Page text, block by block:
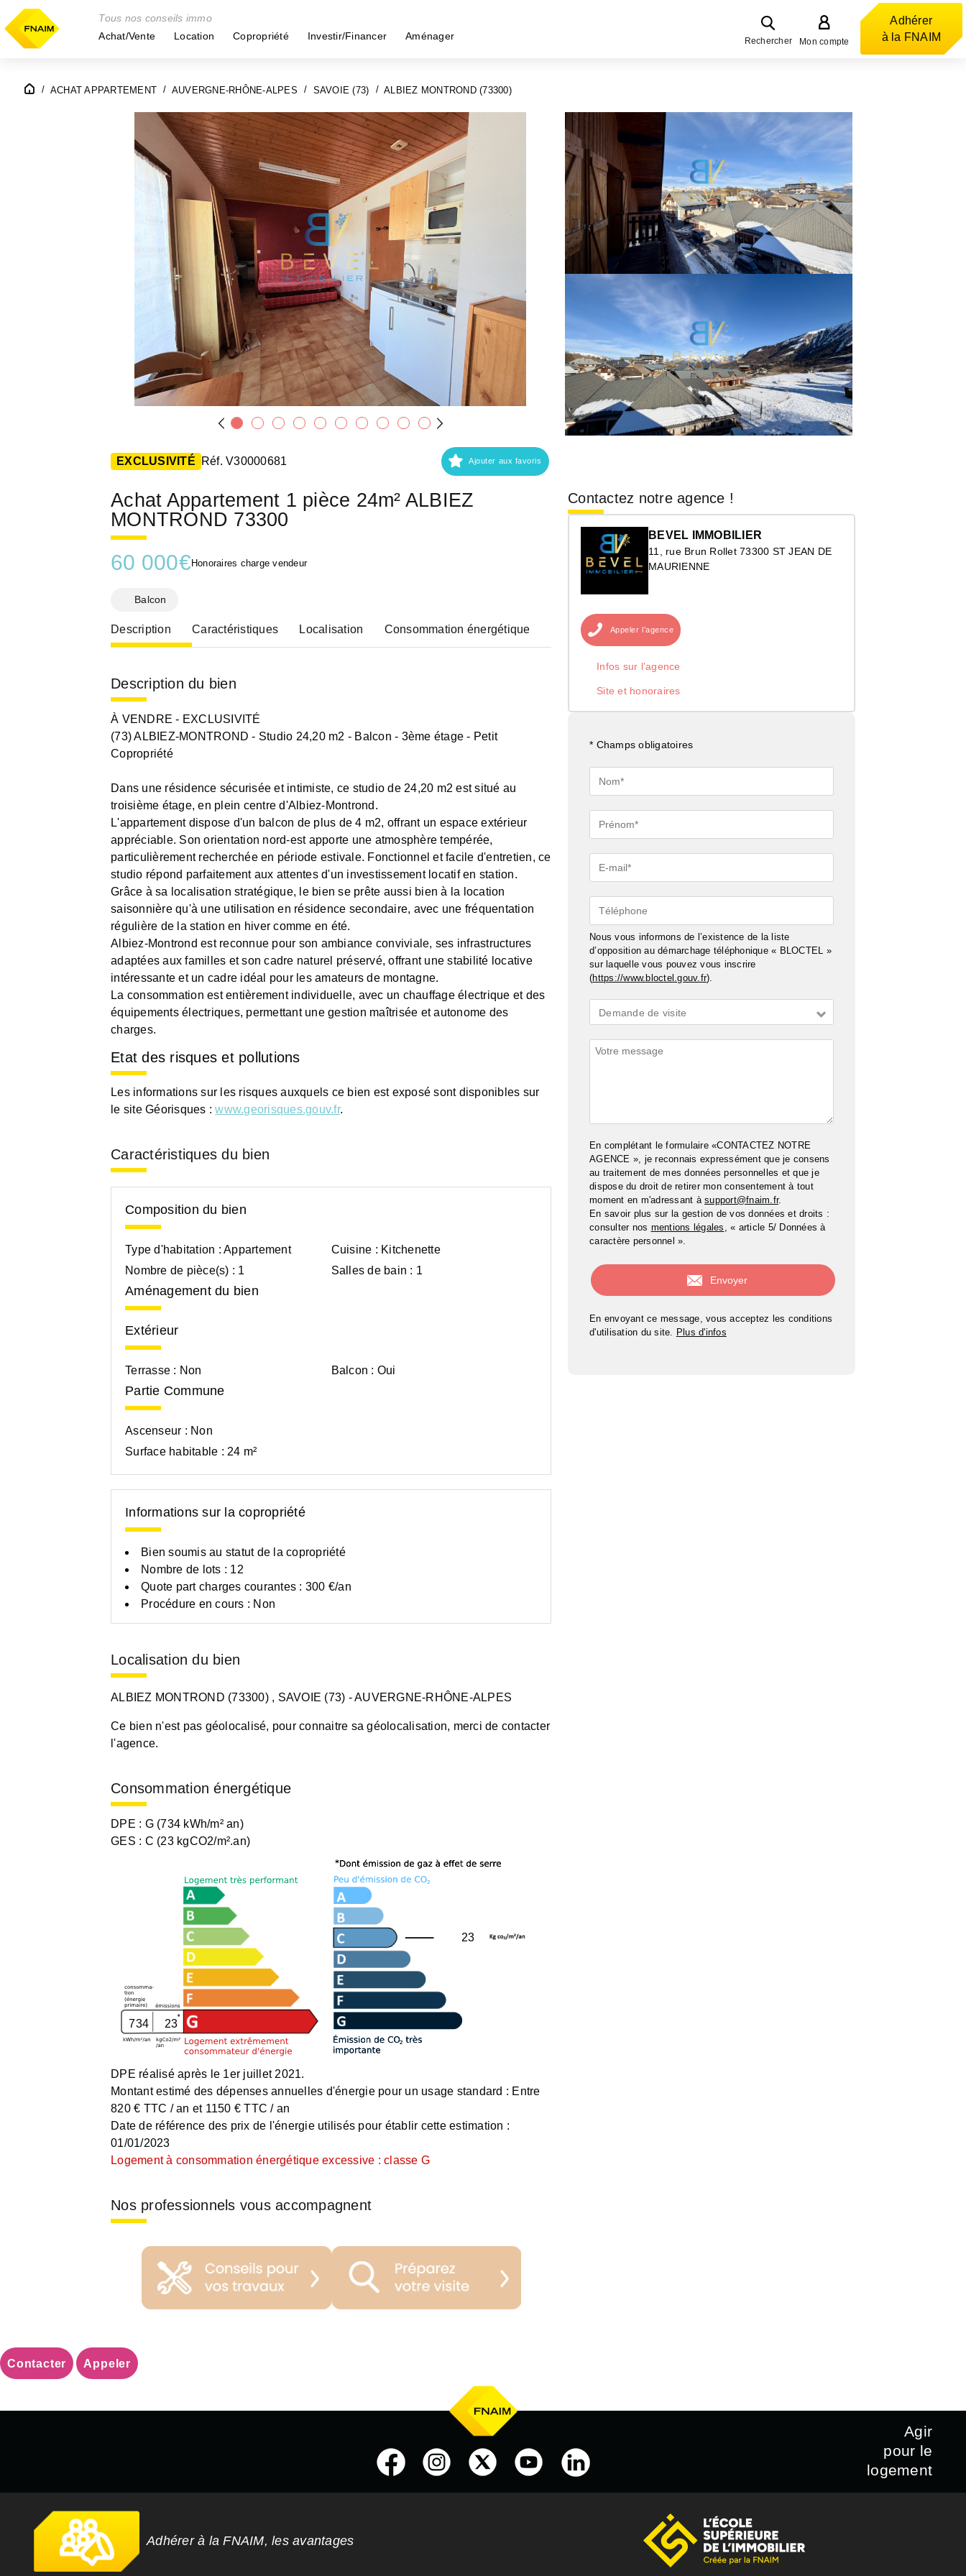
Tous nos conseils immo
Achat/Vente
Location Copropriété Investir/Financer Aménager Rechercher Mon compte
Adhérer
à la FNAIM
ACHAT APPARTEMENT AUVERGNE-RHÔNE-ALPES SAVOIE (73) ALBIEZ MONTROND (73300)
EXCLUSIVITÉ Réf. V30000681 Ajouter aux favoris
Achat Appartement 1 pièce 24m² ALBIEZ
MONTROND 73300
60 000€ Honoraires charge vendeur
Balcon
Description Caractéristiques Localisation Consommation énergétique
Description du bien
À VENDRE - EXCLUSIVITÉ
(73) ALBIEZ-MONTROND - Studio 24,20 m2 - Balcon - 3ème étage - Petit
Copropriété
Dans une résidence sécurisée et intimiste, ce studio de 24,20 m2 est situé au
troisième étage, en plein centre d'Albiez-Montrond.
L'appartement dispose d'un balcon de plus de 4 m2, offrant un espace extérieur
appréciable. Son orientation nord-est apporte une atmosphère tempérée,
particulièrement recherchée en période estivale. Fonctionnel et facile d'entretien, ce
studio répond parfaitement aux attentes d'un investissement locatif en station.
Grâce à sa localisation stratégique, le bien se prête aussi bien à la location
saisonnière qu'à une utilisation en résidence secondaire, avec une fréquentation
régulière de la station en hiver comme en été.
Albiez-Montrond est reconnue pour son ambiance conviviale, ses infrastructures
adaptées aux familles et son cadre naturel préservé, offrant une stabilité locative
intéressante et un cadre idéal pour les amateurs de montagne.
La consommation est entièrement individuelle, avec un chauffage électrique et des
équipements électriques, permettant une gestion maîtrisée et autonome des
charges.
Etat des risques et pollutions
Les informations sur les risques auxquels ce bien est exposé sont disponibles sur
le site Géorisques :www.georisques.gouv.fr.
Caractéristiques du bien
Composition du bien
Type d'habitation : Appartement Cuisine : Kitchenette
Nombre de pièce(s) : 1 Salles de bain : 1
Aménagement du bien
Extérieur
Terrasse : Non Balcon : Oui
Partie Commune
Ascenseur : Non
Surface habitable : 24 m²
Informations sur la copropriété
Bien soumis au statut de la copropriété
Nombre de lots : 12
Quote part charges courantes : 300 €/an
Procédure en cours : Non
Localisation du bien
ALBIEZ MONTROND (73300) , SAVOIE (73) - AUVERGNE-RHÔNE-ALPES
Ce bien n'est pas géolocalisé, pour connaitre sa géolocalisation, merci de contacter
l'agence.
Consommation énergétique
DPE : G (734 kWh/m² an)
GES : C (23 kgCO2/m².an)
734 23
23
DPE réalisé après le 1er juillet 2021.
Montant estimé des dépenses annuelles d'énergie pour un usage standard : Entre
820 € TTC / an et 1150 € TTC / an
Date de référence des prix de l'énergie utilisés pour établir cette estimation :
01/01/2023
Logement à consommation énergétique excessive : classe G
Nos professionnels vous accompagnent
Contactez notre agence !
BEVEL IMMOBILIER
11, rue Brun Rollet 73300 ST JEAN DE
MAURIENNE
Appeler l’agence
Infos sur l’agence
Site et honoraires
* Champs obligatoires
Nom*
Prénom*
E-
mail*
Téléphone
Nous vous informons de l’existence de la liste
d’opposition au démarchage téléphonique « BLOCTEL »
sur laquelle vous pouvez vous inscrire
(https://www.bloctel.gouv.fr).
Demande
*
Demande de visite
Commentaires
En complétant le formulaire «CONTACTEZ NOTRE
AGENCE », je reconnais expressément que je consens
au traitement de mes données personnelles et que je
dispose du droit de retirer mon consentement à tout
moment en m'adressant à support@fnaim.fr.
En savoir plus sur la gestion de vos données et droits :
consulter nos mentions légales , « article 5/ Données à
caractère personnel ».
En envoyant ce message, vous acceptez les conditions
d'utilisation du site.
Plus d'infos
Contacter Appeler
Agir
pour le
logement
Adhérer à la FNAIM, les avantages